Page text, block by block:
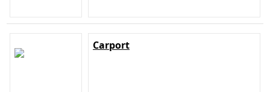
Carport